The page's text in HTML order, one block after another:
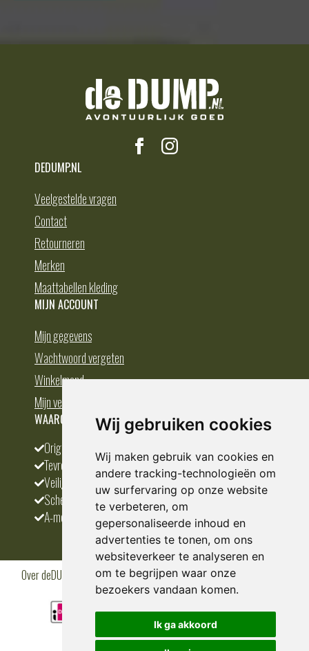
Wij gebruiken cookies
Wij maken gebruik van cookies en
andere tracking-technologieën om
uw surfervaring op onze website
te verbeteren, om
gepersonaliseerde inhoud en
advertenties te tonen, om ons
websiteverkeer te analyseren en
om te begrijpen waar onze
bezoekers vandaan komen.
Ik ga akkoord
DEDUMP.NL
Veelgestelde vragen
Contact
Retourneren
Merken
Maattabellen kleding
MIJN ACCOUNT
Mijn gegevens
Wachtwoord vergeten
Winkelmand
Mijn verlanglijst
WAAROM BESTELLEN BIJ DEDUMP.NL
Origineel en divers
Tevreden klanten
Veilig betalen
Scherpste prijs
A-merken
Over deDUMP.nl Algemene voorwaardenPrivacy PolicyKlantenservice
CookiesBlogs